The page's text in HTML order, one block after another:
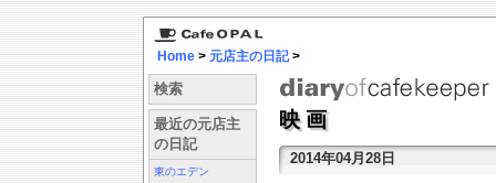
Home > 元店主の日記>
検索
最近の元店主
の日記
東のエデン
映画
2014年04月28日